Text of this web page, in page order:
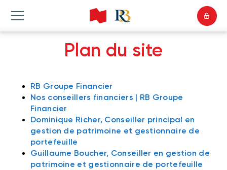
Plan du site
RB Groupe Financier
Nos conseillers financiers | RB Groupe
Financier
Dominique Richer, Conseiller principal en
gestion de patrimoine et gestionnaire de
portefeuille
Guillaume Boucher, Conseiller en gestion de
patrimoine et gestionnaire de portefeuille